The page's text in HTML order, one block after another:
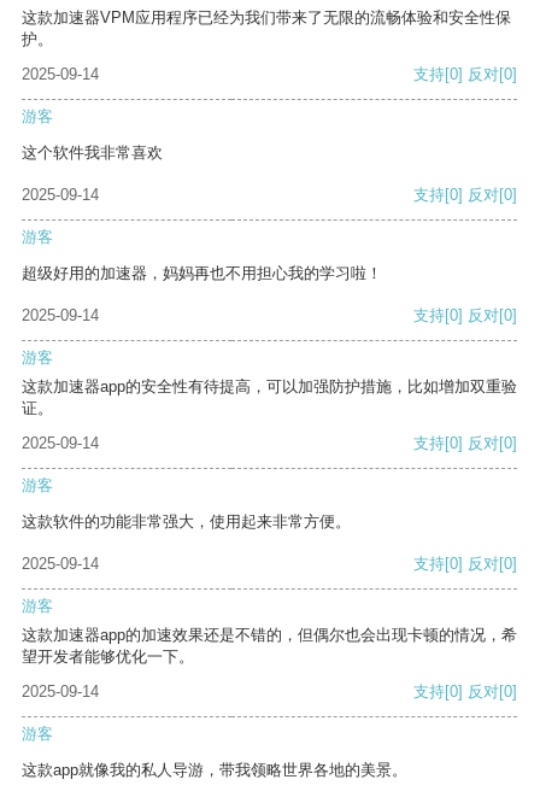
这款加速器VPM应用程序已经为我们带来了无限的流畅体验和安全性保
护。
2025-09-14
支持[0] 反对[0]
游客
这个软件我非常喜欢
2025-09-14 支持[0] 反对[0]
游客
超级好用的加速器，妈妈再也不用担心我的学习啦！
2025-09-14 支持[0] 反对[0]
游客
这款加速器app的安全性有待提高，可以加强防护措施，比如增加双重验
证。
2025-09-14
支持[0] 反对[0]
游客
这款软件的功能非常强大，使用起来非常方便。
2025-09-14 支持[0] 反对[0]
游客
这款加速器app的加速效果还是不错的，但偶尔也会出现卡顿的情况，希
望开发者能够优化一下。
2025-09-14
支持[0] 反对[0]
游客
这款app就像我的私人导游，带我领略世界各地的美景。